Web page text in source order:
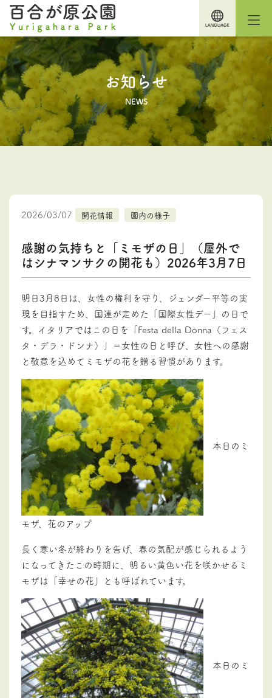
お知らせ
NEWS
2026/03/07 開花情報 園内の様子
感謝の気持ちと「ミモザの日」（屋外で
はシナマンサクの開花も）2026年3月7日
明日3月8日は、女性の権利を守り、ジェンダー平等の実
現を目指すため、国連が定めた「国際女性デー」の日で
す。イタリアではこの日を「Festa della Donna（フェス
タ・デラ・ドンナ）」＝女性の日と呼び、女性への感謝
と敬意を込めてミモザの花を贈る習慣があります。
本日のミ
モザ、花のアップ
長く寒い冬が終わりを告げ、春の気配が感じられるよう
になってきたこの時期に、明るい黄色い花を咲かせるミ
モザは「幸せの花」とも呼ばれています。
本日のミ